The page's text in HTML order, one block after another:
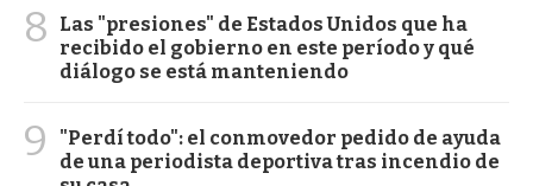
8
Las "presiones" de Estados Unidos que ha
recibido el gobierno en este período y qué
diálogo se está manteniendo
9
"Perdí todo": el conmovedor pedido de ayuda
de una periodista deportiva tras incendio de